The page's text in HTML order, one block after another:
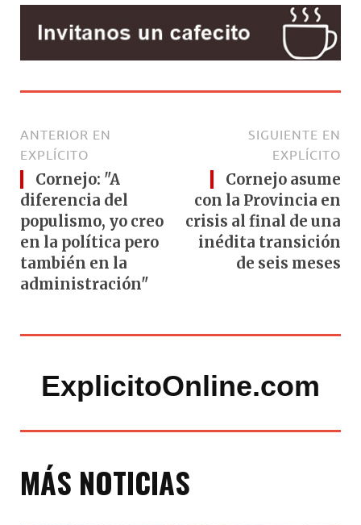
ANTERIOR EN
EXPLÍCITO
Cornejo: "A
diferencia del
populismo, yo creo
en la política pero
también en la
administración"
SIGUIENTE EN
EXPLÍCITO
Cornejo asume
con la Provincia en
crisis al final de una
inédita transición
de seis meses
ExplicitoOnline.com
MÁS NOTICIAS